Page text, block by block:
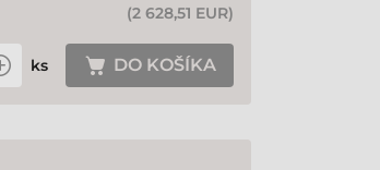
(2 628,51 EUR)
ks DO KOŠÍKA